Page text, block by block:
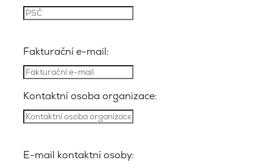
Fakturační e-mail:
Kontaktní osoba organizace:
E-mail kontaktní osoby: